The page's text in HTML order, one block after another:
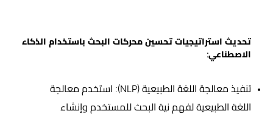
تحديث استراتيجيات تحسين محركات البحث باستخدام الذكاء
الاصطناعي:
تنفيذ معالجة اللغة الطبيعية (NLP): استخدم معالجة
اللغة الطبيعية لفهم نية البحث للمستخدم وإنشاء